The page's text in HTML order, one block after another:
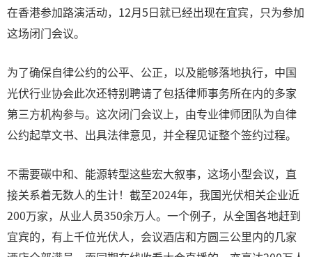
在香港参加路演活动，12月5日就已经出现在宜宾，只为参加
这场闭门会议。
为了确保自律公约的公平、公正，以及能够落地执行，中国
光伏行业协会此次还特别聘请了包括律师事务所在内的多家
第三方机构参与。这次闭门会议上，由专业律师团队为自律
公约起草文书、出具法律意见，并全程见证整个签约过程。
不需要碳中和、能源转型这些宏大叙事，这场小型会议，直
接关系着无数人的生计！截至2024年，我国光伏相关企业近
200万家，从业人员350余万人。一个例子，从全国各地赶到
宜宾的，有上千位光伏人，会议酒店和方圆三公里内的几家